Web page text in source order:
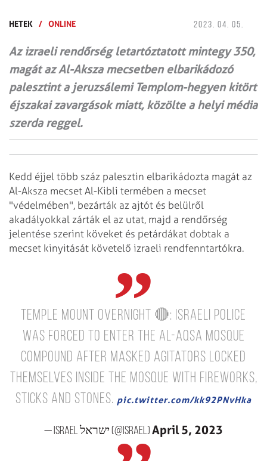
HETEK / ONLINE 2023. 04. 05.
Az izraeli rendőrség letartóztatott mintegy 350,
magát az Al-Aksza mecsetben elbarikádozó
palesztint a jeruzsálemi Templom-hegyen kitört
éjszakai zavargások miatt, közölte a helyi média
szerda reggel.
Kedd éjjel több száz palesztin elbarikádozta magát az
Al-Aksza mecset Al-Kibli termében a mecset
"védelmében", bezárták az ajtót és belülről
akadályokkal zárták el az utat, majd a rendőrség
jelentése szerint köveket és petárdákat dobtak a
mecset kinyitását követelő izraeli rendfenntartókra.
Temple Mount overnight 🔴: Israeli police
was forced to enter the Al-Aqsa Mosque
compound after masked agitators locked
themselves inside the mosque with fireworks,
sticks and stones. pic.twitter.com/kk92PNvHka
— Israel ישראל (@Israel) April 5, 2023